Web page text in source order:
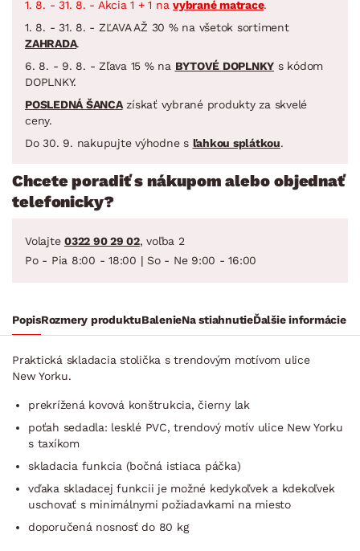
1. 8. - 31. 8. - Akcia 1 + 1 na vybrané matrace.
1. 8. - 31. 8. - ZĽAVA AŽ 30 % na všetok sortiment
ZAHRADA.
6. 8. - 9. 8. - Zľava 15 % na BYTOVÉ DOPLNKY s kódom
DOPLNKY.
POSLEDNÁ ŠANCAzískať vybrané produkty za skvelé
ceny.
Do 30. 9. nakupujte výhodne s ľahkou splátkou.
Chcete poradiť s nákupom alebo objednať
telefonicky?
Volajte 0322 90 29 02, voľba 2
Po - Pia 8:00 - 18:00 | So - Ne 9:00 - 16:00
PopisRozmery produktuBalenieNa stiahnutieĎalšie informácie
Praktická skladacia stolička s trendovým motívom ulice
New Yorku.
prekrížená kovová konštrukcia, čierny lak
poťah sedadla: lesklé PVC, trendový motív ulice New Yorku
s taxíkom
skladacia funkcia (bočná istiaca páčka)
vďaka skladacej funkcii je možné kedykoľvek a kdekoľvek
uschovať s minimálnymi požiadavkami na miesto
doporučená nosnosť do 80 kg